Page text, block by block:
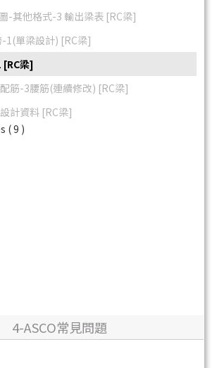
-其他格式-3 輸出梁表 [RC梁]
-1(單梁設計) [RC梁]
[RC梁]
筋-3腰筋(連續修改) [RC梁]
計資料 [RC梁]
( 9 )
4-ASCO常見問題